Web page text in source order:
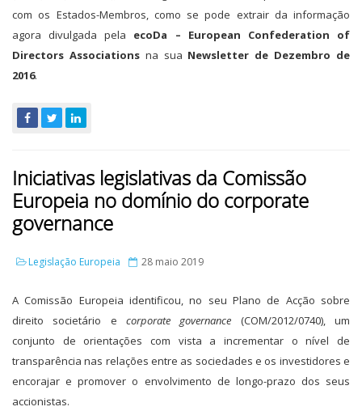
com os Estados-Membros, como se pode extrair da informação
agora divulgada pela ecoDa – European Confederation of
Directors Associationsna sua Newsletter de Dezembro de
2016.
Iniciativas legislativas da Comissão
Europeia no domínio do corporate
governance
Legislação Europeia 28 maio 2019
A Comissão Europeia identificou, no seu Plano de Acção sobre
direito societário e corporate governance (COM/2012/0740), um
conjunto de orientações com vista a incrementar o nível de
transparência nas relações entre as sociedades e os investidores e
encorajar e promover o envolvimento de longo-prazo dos seus
accionistas.